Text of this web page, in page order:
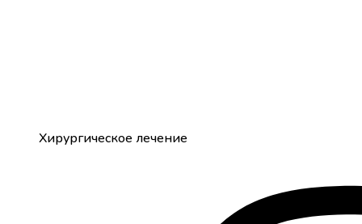
Хирургическое лечение